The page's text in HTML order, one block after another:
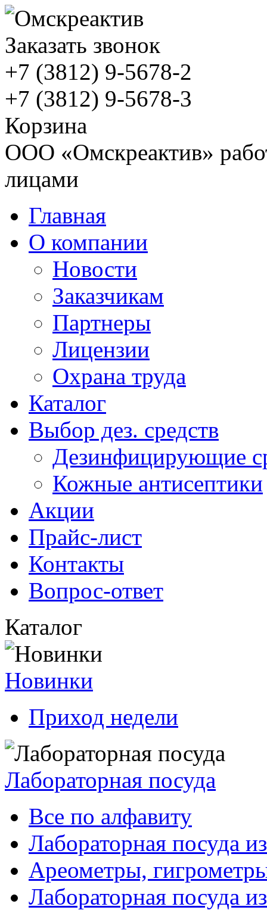
Заказать звонок
+7 (3812) 9-5678-2
+7 (3812) 9-5678-3
Корзина
ООО «Омскреактив»
лицами
Главная
О компании
Новости
Заказчикам
Партнеры
Лицензии
Охрана труда
Каталог
Выбор дез. средств
Дезинфицирующие
Кожные антисептики
Акции
Прайс-лист
Контакты
Вопрос-ответ
Каталог
Новинки
Приход недели
Лабораторная посуда
Все по алфавиту
Лабораторная посуда
Ареометры,
Лабораторная посуда